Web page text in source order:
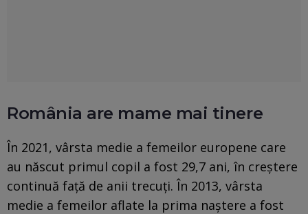
România are mame mai tinere
În 2021, vârsta medie a femeilor europene care
au născut primul copil a fost 29,7 ani, în creștere
continuă față de anii trecuți. În 2013, vârsta
medie a femeilor aflate la prima naștere a fost